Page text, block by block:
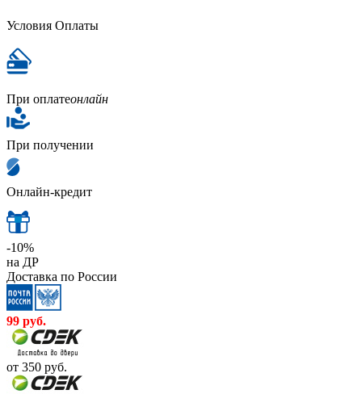
Условия Оплаты
При оплатеонлайн
При получении
Онлайн-кредит
-10%
на ДР
Доставка по России
99 руб.
от 350 руб.